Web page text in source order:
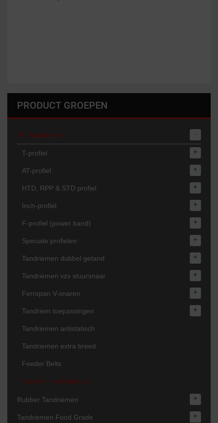
PRODUCT GROEPEN
PU Tandriemen -
T-profiel +
AT-profiel +
HTD, RPP & STD profiel +
Inch-profiel +
F-profiel (power band) +
Speciale profielen +
Tandriemen dubbel getand +
Tandriemen vzv stuursnaar +
Ferropan V-snaren +
Tandriem toepassingen +
Tandriemen antistatisch
Tandriemen extra breed
Feeder Belts
Tandriem verbindingen
Rubber Tandriemen +
Tandriemen Food Grade +